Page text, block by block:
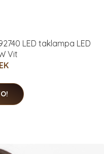
LED taklampa LED
Vit